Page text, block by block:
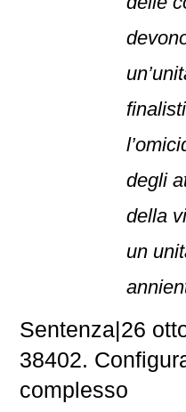
degli
della
un
Sentenza|26
38402.
complesso